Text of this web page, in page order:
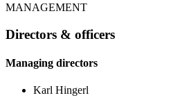
MANAGEMENT
Directors & officers
Managing directors
Karl Hingerl